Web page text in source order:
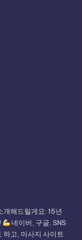
개해드릴게요. 15년
네이버, 구글, SNS
하고, 마사지 사이트